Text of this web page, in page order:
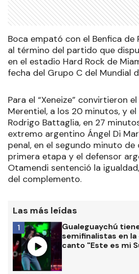
Boca empató con el Benfica
al término del partido que
en el estadio Hard Rock de
fecha del Grupo C del Mundial
Para el “Xeneize” convirtieron
Merentiel, a los 20 minutos, y
Rodrigo Battaglia, en 27
extremo argentino Ángel Di
penal, en el segundo minuto
primera etapa y el defensor
Otamendi sentenció la
del complemento.
Las más leídas
Gualeguaychú
semifinalistas en
canto "Este es mi
1